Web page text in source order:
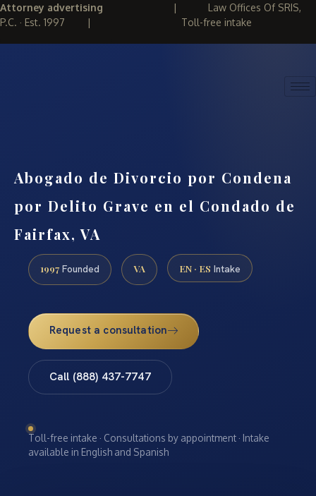
Attorney advertising | Law Offices Of SRIS,
P.C. · Est. 1997 | Toll-free intake
Abogado de Divorcio por Condena
por Delito Grave en el Condado de
Fairfax, VA
1997 Founded VA EN · ES Intake
Request a consultation
Call (888) 437-7747
Toll-free intake · Consultations by appointment · Intake
available in English and Spanish